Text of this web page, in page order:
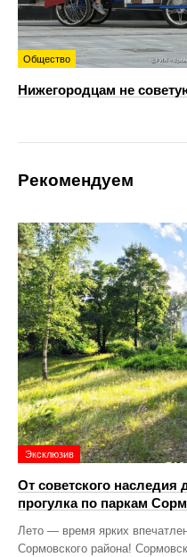
Общество
Нижегородцам не
Рекомендуем
Эксклюзив
От советского
прогулка по паркам
Лето — время ярких
Сормовского района!